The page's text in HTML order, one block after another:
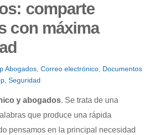
comparte
con máxima
Abogados, Correo electrónico, Documentos
,Seguridad
y abogados. Se trata de una
que produce una rápida
pensamos en la principal necesidad